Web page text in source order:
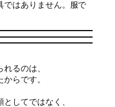
ではありません。服で
るのは、
らです。
してではなく、